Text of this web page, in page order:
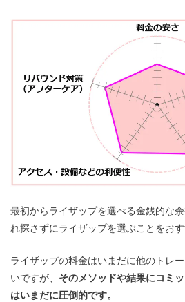
最初からライザップを選べる金銭的な
れ探さずにライザップを選ぶことをおす
ライザップの料金はいまだに他のトレ
いですが、 そのメソッドや結果にコミ
はいまだに圧倒的です。